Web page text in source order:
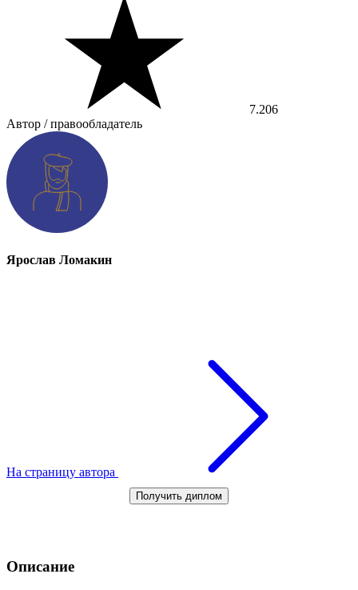
7.206
Автор / правообладатель
Ярослав Ломакин
На страницу автора
Получить диплом
Описание